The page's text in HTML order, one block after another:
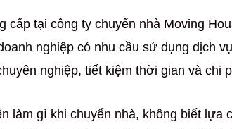
cấp tại công ty chuyển nhà Moving
nghiệp có nhu cầu sử dụng dịch
nghiệp, tiết kiệm thời gian và chi
làm gì khi chuyển nhà, không biết lựa